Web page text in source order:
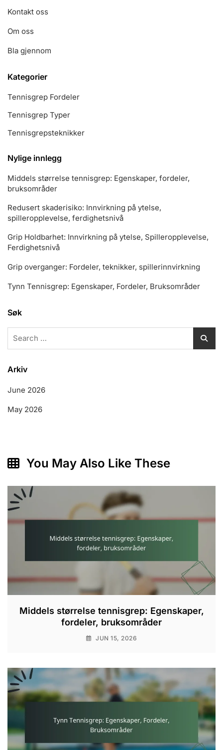
Kontakt oss
Om oss
Bla gjennom
Kategorier
Tennisgrep Fordeler
Tennisgrep Typer
Tennisgrepsteknikker
Nylige innlegg
Middels størrelse tennisgrep: Egenskaper, fordeler,
bruksområder
Redusert skaderisiko: Innvirkning på ytelse,
spilleropplevelse, ferdighetsnivå
Grip Holdbarhet: Innvirkning på ytelse, Spilleropplevelse,
Ferdighetsnivå
Grip overganger: Fordeler, teknikker, spillerinnvirkning
Tynn Tennisgrep: Egenskaper, Fordeler, Bruksområder
Søk
Arkiv
June 2026
May 2026
You May Also Like These
Middels størrelse tennisgrep: Egenskaper,
fordeler, bruksområder
JUN 15, 2026